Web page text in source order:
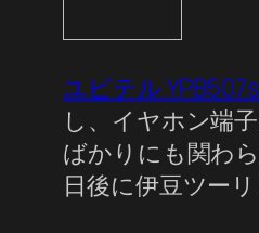
ユピテル
し、イヤホン端
ばかりにも関わ
日後に伊豆ツー